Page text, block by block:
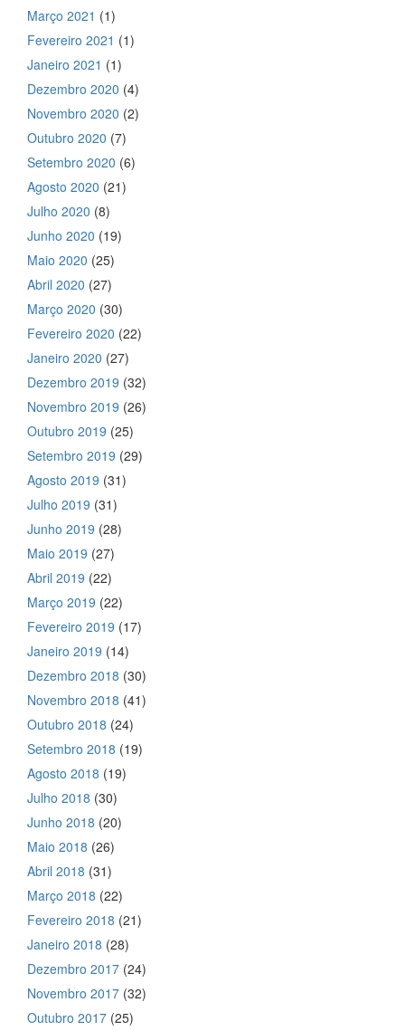
Março 2021 (1)
Fevereiro 2021 (1)
Janeiro 2021 (1)
Dezembro 2020 (4)
Novembro 2020 (2)
Outubro 2020 (7)
Setembro 2020 (6)
Agosto 2020 (21)
Julho 2020 (8)
Junho 2020 (19)
Maio 2020 (25)
Abril 2020 (27)
Março 2020 (30)
Fevereiro 2020 (22)
Janeiro 2020 (27)
Dezembro 2019 (32)
Novembro 2019 (26)
Outubro 2019 (25)
Setembro 2019 (29)
Agosto 2019 (31)
Julho 2019 (31)
Junho 2019 (28)
Maio 2019 (27)
Abril 2019 (22)
Março 2019 (22)
Fevereiro 2019 (17)
Janeiro 2019 (14)
Dezembro 2018 (30)
Novembro 2018 (41)
Outubro 2018 (24)
Setembro 2018 (19)
Agosto 2018 (19)
Julho 2018 (30)
Junho 2018 (20)
Maio 2018 (26)
Abril 2018 (31)
Março 2018 (22)
Fevereiro 2018 (21)
Janeiro 2018 (28)
Dezembro 2017 (24)
Novembro 2017 (32)
Outubro 2017 (25)